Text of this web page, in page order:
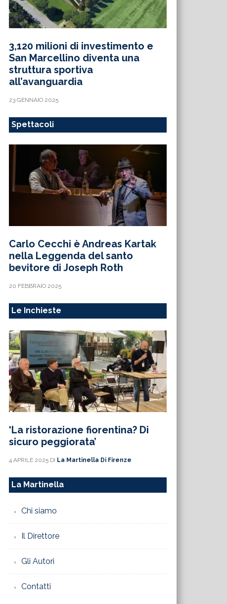
3,120 milioni di investimento e
San Marcellino diventa una
struttura sportiva
all’avanguardia
23 GENNAIO 2025
Spettacoli
Carlo Cecchi è Andreas Kartak
nella Leggenda del santo
bevitore di Joseph Roth
20 FEBBRAIO 2025
Le Inchieste
‘La ristorazione fiorentina? Di
sicuro peggiorata’
4 APRILE 2025 DI La Martinella Di Firenze
La Martinella
Chi siamo
Il Direttore
Gli Autori
Contatti